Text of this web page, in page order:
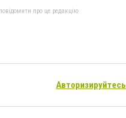
про це редакцію
Авторизируйтесь